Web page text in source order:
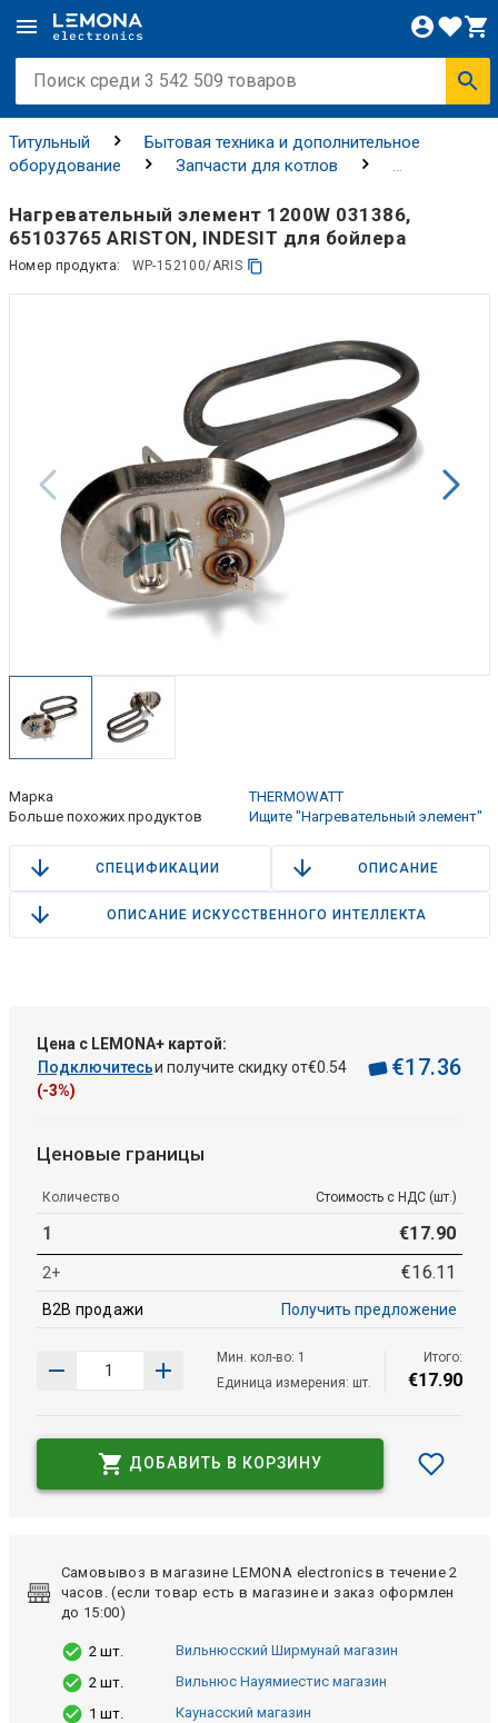
Титульный
Бытовая техника и дополнительное
оборудование
Запчасти для котлов
Нагревательный элемент 1200W 031386,
65103765 ARISTON, INDESIT для бойлера
Номер продукта: WP-152100/ARIS
Марка
THERMOWATT
Больше похожих продуктов
Ищите "Нагревательный элемент"
СПЕЦИФИКАЦИИ ОПИСАНИЕ
ОПИСАНИЕ ИСКУССТВЕННОГО ИНТЕЛЛЕКТА
Цена с LEMONA+ картой:
Подключитесьи получите скидку от€0 54
(-3%)
€17.36
Ценовые границы
Количество Стоимость с НДС (шт.)
1 €17.90
2+ €16.11
B2B продажи Получить предложение
Мин. кол-во: 1
Единица измерения: шт.
Итого:
€17.90
ДОБАВИТЬ В КОРЗИНУ
Самовывоз в магазине LEMONA electronics в течение 2
часов. (если товар есть в магазине и заказ оформлен
до 15:00)
2 шт.
Вильнюсский Ширмунай магазин
2 шт.
Вильнюс Науямиестис магазин
1 шт.
Каунасский магазин